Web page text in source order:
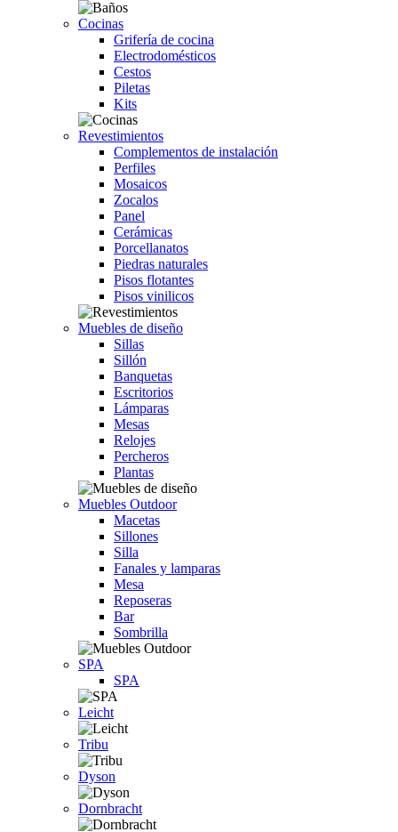
Cocinas
Grifería de cocina
Electrodomésticos
Cestos
Piletas
Kits
Revestimientos
Complementos de instalación
Perfiles
Mosaicos
Zocalos
Panel
Cerámicas
Porcellanatos
Piedras naturales
Pisos flotantes
Pisos vinilicos
Muebles de diseño
Sillas
Sillón
Banquetas
Escritorios
Lámparas
Mesas
Relojes
Percheros
Plantas
Muebles Outdoor
Macetas
Sillones
Silla
Fanales y lamparas
Mesa
Reposeras
Bar
Sombrilla
SPA
SPA
Leicht
Tribu
Dyson
Dornbracht